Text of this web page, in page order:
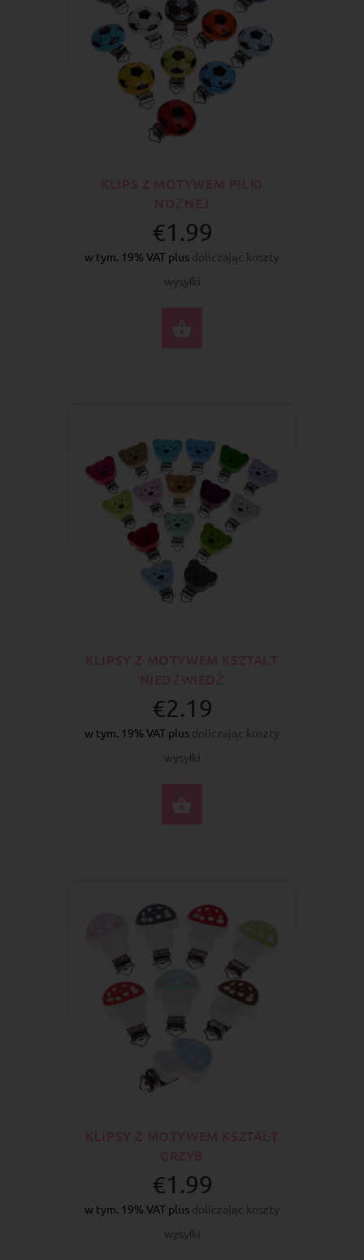
€1.99
w tym. 19% VAT plus doliczając koszty
wysyłki
€2.19
w tym. 19% VAT plus doliczając koszty
wysyłki
€1.99
w tym. 19% VAT plus doliczając koszty
wysyłki